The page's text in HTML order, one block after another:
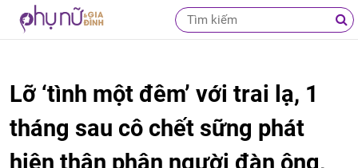
Lỡ ‘tình một đêm’ với trai lạ, 1
tháng sau cô chết sững phát
hiện thân phận người đàn ông,